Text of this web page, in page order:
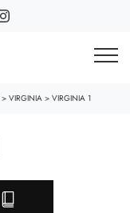
> VIRGINIA > VIRGINIA 1